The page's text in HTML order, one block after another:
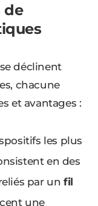
de
déclinent
chacune
et avantages :
les plus
en des
par unfil
une